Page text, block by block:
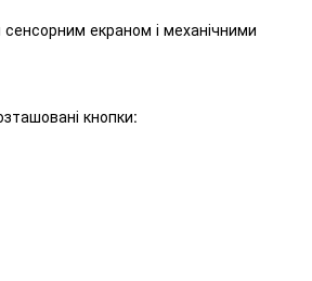
екраном і механічними
кнопки: